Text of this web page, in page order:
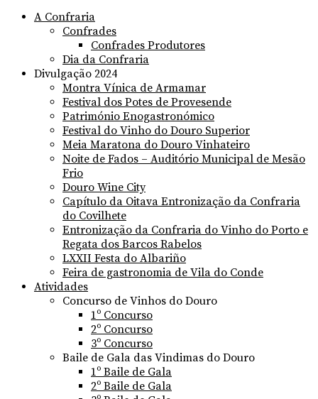
A Confraria
Confrades
Confrades Produtores
Dia da Confraria
Divulgação 2024
Montra Vínica de Armamar
Festival dos Potes de Provesende
Património Enogastronómico
Festival do Vinho do Douro Superior
Meia Maratona do Douro Vinhateiro
Noite de Fados – Auditório Municipal de Mesão
Frio
Douro Wine City
Capítulo da Oitava Entronização da Confraria
do Covilhete
Entronização da Confraria do Vinho do Porto e
Regata dos Barcos Rabelos
LXXII Festa do Albariño
Feira de gastronomia de Vila do Conde
Atividades
Concurso de Vinhos do Douro
1º Concurso
2º Concurso
3º Concurso
Baile de Gala das Vindimas do Douro
1º Baile de Gala
2º Baile de Gala